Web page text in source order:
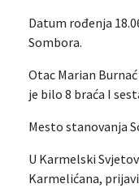
Datum rođenja
Sombora.
Otac Marian
je bilo 8 braća I
Mesto stanovanja
U Karmelski
Karmelićana,